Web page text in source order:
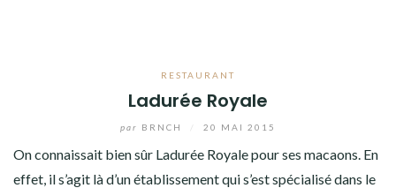
RESTAURANT
Ladurée Royale
par BRNCH 20 MAI 2015
On connaissait bien sûr Ladurée Royale pour ses macaons. En
effet, il s’agit là d’un établissement qui s’est spécialisé dans le